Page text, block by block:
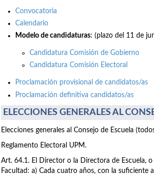
Convocatoria
Calendario
Modelo de candidaturas: (plazo del 11 de
Candidatura Comisión de Gobierno
Candidatura Comisión Electoral
Proclamación provisional de candidatos/as
Proclamación definitiva candidatos/as
ELECCIONES GENERALES AL
Elecciones generales al Consejo de Escuela
Reglamento Electoral UPM.
Art. 64.1. El Director o la Directora de Escuela,
Facultad: a) Cada cuatro años, con la suficiente